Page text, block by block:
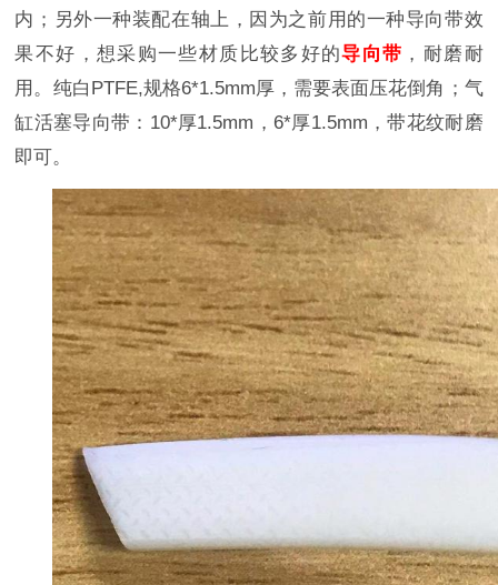
内；另外一种装配在轴上，因为之前用的一种导向带效
果不好，想采购一些材质比较多好的导向带 ，耐磨耐
用。纯白PTFE,规格6*1.5mm厚，需要表面压花倒角；气
缸活塞导向带：10*厚1.5mm，6*厚1.5mm，带花纹耐磨
即可。